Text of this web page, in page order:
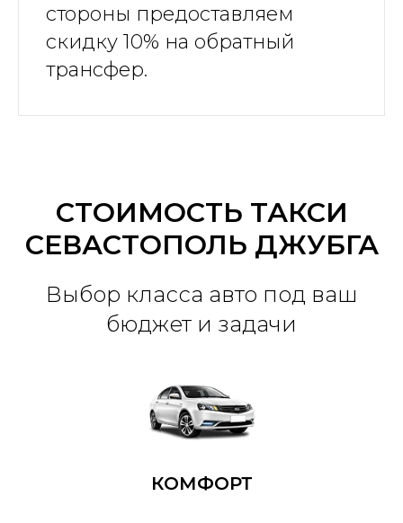
стороны предоставляем
скидку 10% на обратный
трансфер.
СТОИМОСТЬ ТАКСИ
СЕВАСТОПОЛЬ ДЖУБГА
Выбор класса авто под ваш
бюджет и задачи
КОМФОРТ